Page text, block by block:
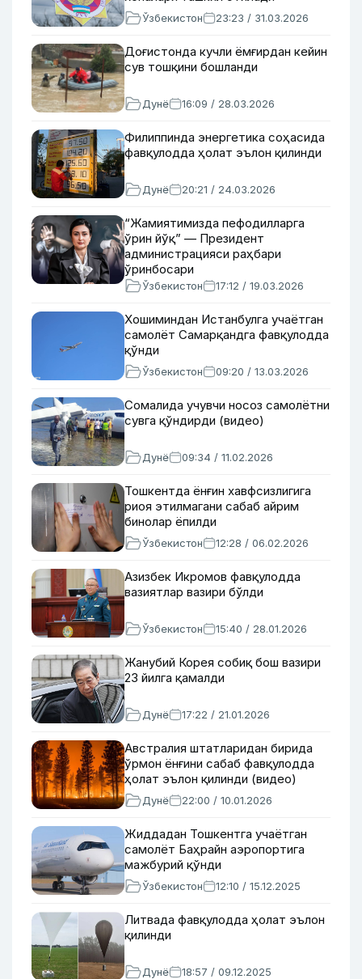
Ўзбекистон 23:23 / 31.03.2026
Доғистонда кучли ёмғирдан кейин
сув тошқини бошланди
Дунё 16:09 / 28.03.2026
Филиппинда энергетика соҳасида
фавқулодда ҳолат эълон қилинди
Дунё 20:21 / 24.03.2026
“Жамиятимизда пефодилларга
ўрин йўқ” — Президент
администрацияси раҳбари
ўринбосари
Ўзбекистон 17:12 / 19.03.2026
Хошиминдан Истанбулга учаётган
самолёт Самарқандга фавқулодда
қўнди
Ўзбекистон 09:20 / 13.03.2026
Сомалида учувчи носоз самолётни
сувга қўндирди (видео)
Дунё 09:34 / 11.02.2026
Тошкентда ёнғин хавфсизлигига
риоя этилмагани сабаб айрим
бинолар ёпилди
Ўзбекистон 12:28 / 06.02.2026
Азизбек Икромов фавқулодда
вазиятлар вазири бўлди
Ўзбекистон 15:40 / 28.01.2026
Жанубий Корея собиқ бош вазири
23 йилга қамалди
Дунё 17:22 / 21.01.2026
Австралия штатларидан бирида
ўрмон ёнғини сабаб фавқулодда
ҳолат эълон қилинди (видео)
Дунё 22:00 / 10.01.2026
Жиддадан Тошкентга учаётган
самолёт Баҳрайн аэропортига
мажбурий қўнди
Ўзбекистон 12:10 / 15.12.2025
Литвада фавқулодда ҳолат эълон
қилинди
Дунё 18:57 / 09.12.2025